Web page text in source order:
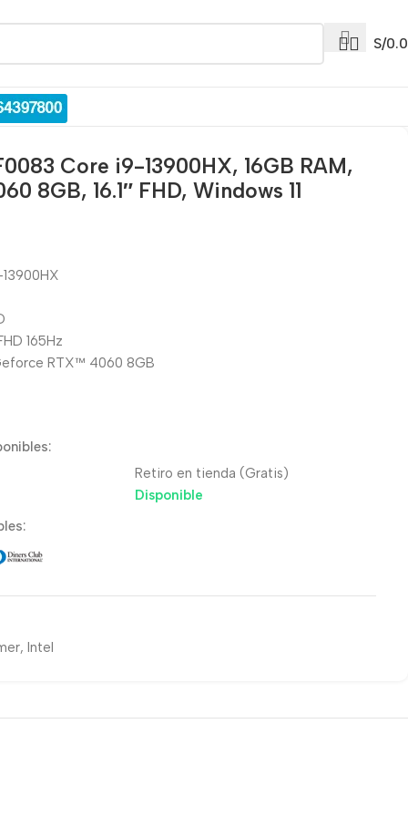
S/
Core i9-13900HX, 16GB RAM,
8GB, 16.1″ FHD, Windows 11
165Hz
RTX™ 4060 8GB
Retiro en tienda (Gratis)
Disponible
, Intel